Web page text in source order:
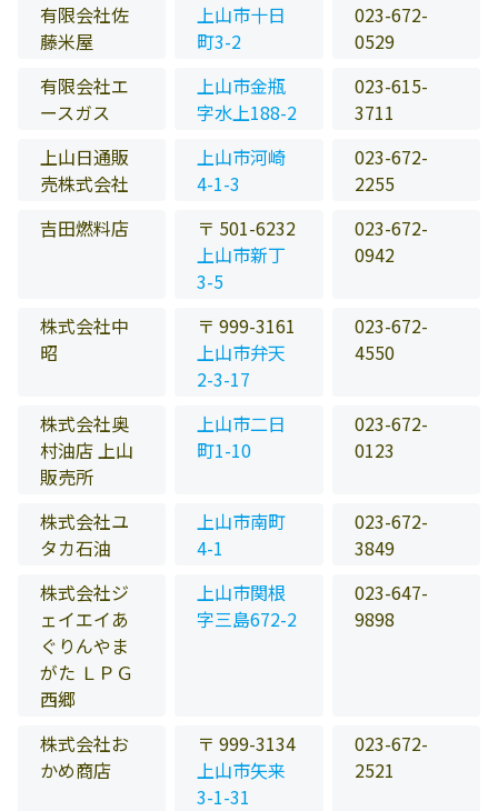
有限会社佐
藤米屋
上山市十日
町3-2
023-672-
0529
有限会社エ
ースガス
上山市金瓶
字水上188-2
023-615-
3711
上山日通販
売株式会社
上山市河崎
4-1-3
023-672-
2255
吉田燃料店
〒 501-6232
上山市新丁
3-5
023-672-
0942
株式会社中
昭
〒 999-3161
上山市弁天
2-3-17
023-672-
4550
株式会社奥
村油店 上山
販売所
上山市二日
町1-10
023-672-
0123
株式会社ユ
タカ石油
上山市南町
4-1
023-672-
3849
株式会社ジ
ェイエイあ
ぐりんやま
がた ＬＰＧ
西郷
上山市関根
字三島672-2
023-647-
9898
株式会社お
かめ商店
〒 999-3134
上山市矢来
3-1-31
023-672-
2521